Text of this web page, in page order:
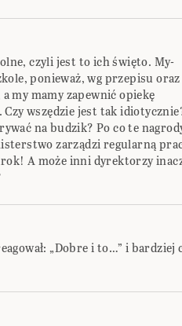
czyli jest to ich święto. My-
ponieważ, wg przepisu oraz
my mamy zapewnić opiekę
wszędzie jest tak
na budzik? Po co te
zarządzi regularną
A może inni dyrektorzy
„Dobre i to…” i bardziej